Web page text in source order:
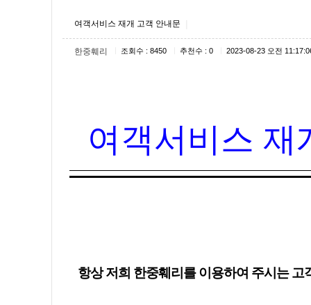
여객서비스 재개 고객 안내문
한중훼리 조회수 : 8450 추천수 : 0 2023-08-23 오전
여객서비스 재
항상 저희 한중훼리를 이용하여 주시는